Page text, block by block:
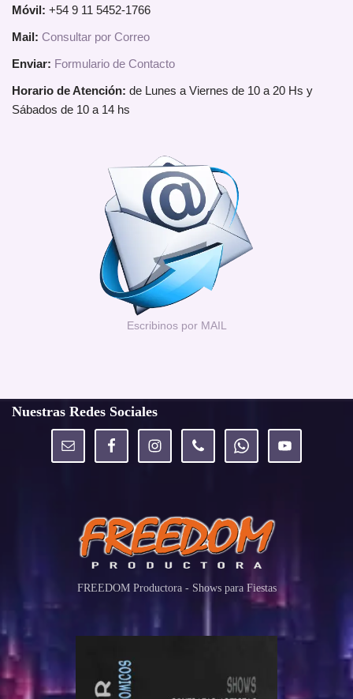
Móvil: +54 9 11 5452-1766
Mail: Consultar por Correo
Enviar: Formulario de Contacto
Horario de Atención: de Lunes a Viernes de 10 a 20 Hs y
Sábados de 10 a 14 hs
Escribinos por MAIL
Nuestras Redes Sociales
FREEDOM Productora - Shows para Fiestas